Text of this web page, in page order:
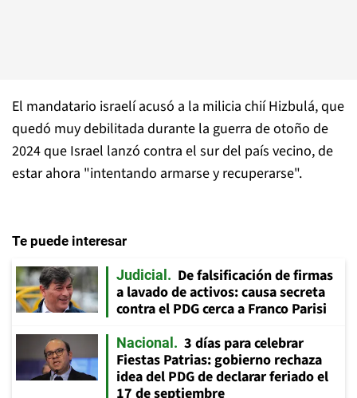
El mandatario israelí acusó a la milicia chií Hizbulá, que
quedó muy debilitada durante la guerra de otoño de
2024 que Israel lanzó contra el sur del país vecino, de
estar ahora "intentando armarse y recuperarse".
Te puede interesar
Judicial
De falsificación de firmas
a lavado de activos: causa secreta
contra el PDG cerca a Franco Parisi
Nacional
3 días para celebrar
Fiestas Patrias: gobierno rechaza
idea del PDG de declarar feriado el
17 de septiembre